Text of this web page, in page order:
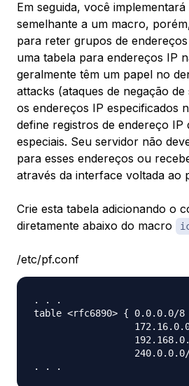
Em seguida, você implementará
semelhante a um macro,
para reter grupos de
uma tabela para endereços IP
geralmente têm um papel no
attacks (ataques de negação
os endereços IP especificados
define registros de endereço IP
especiais. Seu servidor não
para esses endereços ou
através da interface voltada ao
Crie esta tabela adicionando o
diretamente abaixo do macro
/etc/pf.conf
. . .
table <rfc6890> { 0.0.0.0/